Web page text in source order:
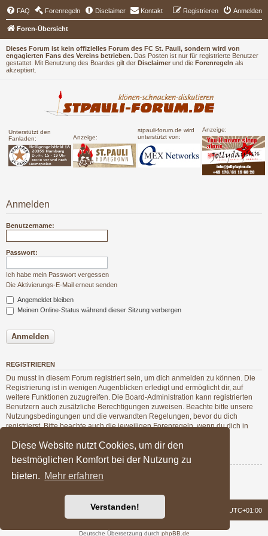
Diese Website nutzt Cookies, um dir den
bestmöglichen Komfort bei der Nutzung zu
bieten. Mehr erfahren
Verstanden!
Dieses Forum ist kein offizielles Forum des FC St. Pauli, sondern wird von
engagierten Fans des Vereins betrieben. Das Posten ist nur für registrierte Benutzer
gestattet. Mit Benutzung des Boardes gilt der Disclaimer und die Forenregeln als
akzeptiert.
Unterstützt den
Fanladen:
Anzeige:
stpauli-forum.de wird
unterstützt von:
Anzeige:
FAQ Forenregeln Disclaimer Kontakt Anmelden
Registrieren
Foren-Übersicht
Anmelden
Benutzername:
Passwort:
Ich habe mein Passwort vergessen
Die Aktivierungs-E-Mail erneut senden
Angemeldet bleiben
Meinen Online-Status während dieser Sitzung verbergen
REGISTRIEREN
Du musst in diesem Forum registriert sein, um dich anmelden zu können. Die
Registrierung ist in wenigen Augenblicken erledigt und ermöglicht dir, auf
weitere Funktionen zuzugreifen. Die Board-Administration kann registrierten
Benutzern auch zusätzliche Berechtigungen zuweisen. Beachte bitte unsere
Nutzungsbedingungen und die verwandten Regelungen, bevor du dich
registrierst. Bitte beachte auch die jeweiligen Forenregeln, wenn du dich in
Datenschutzerklärung
Registrieren
UTC+01:00
Deutsche Übersetzung durch phpBB.de